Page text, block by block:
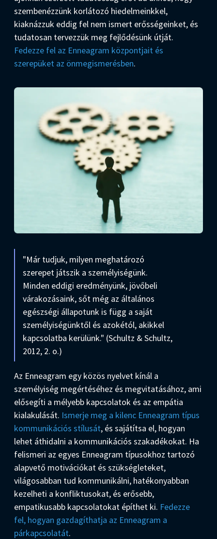
szembenézzünk korlátozó hiedelmeinkkel,
kiaknázzuk eddig fel nem ismert erősségeinket, és
tudatosan tervezzük meg fejlődésünk útját.
Fedezze fel az Enneagram központjait és
szerepüket az önmegismerésben.
"Már tudjuk, milyen meghatározó
szerepet játszik a személyiségünk.
Minden eddigi eredményünk, jövőbeli
várakozásaink, sőt még az általános
egészségi állapotunk is függ a saját
személyiségünktől és azokétól, akikkel
kapcsolatba kerülünk." (Schultz & Schultz,
2012, 2. o.)
Az Enneagram egy közös nyelvet kínál a
személyiség megértéséhez és megvitatásához, ami
elősegíti a mélyebb kapcsolatok és az empátia
kialakulását. Ismerje meg a kilenc Enneagram típus
kommunikációs stílusát, és sajátítsa el, hogyan
lehet áthidalni a kommunikációs szakadékokat. Ha
felismeri az egyes Enneagram típusokhoz tartozó
alapvető motivációkat és szükségleteket,
világosabban tud kommunikálni, hatékonyabban
kezelheti a konfliktusokat, és erősebb,
empatikusabb kapcsolatokat építhet ki. Fedezze
fel, hogyan gazdagíthatja az Enneagram a
párkapcsolatát.